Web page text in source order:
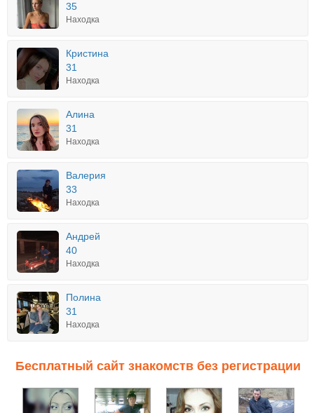
35
Находка
Кристина
31
Находка
Алина
31
Находка
Валерия
33
Находка
Андрей
40
Находка
Полина
31
Находка
Бесплатный сайт знакомств без регистрации